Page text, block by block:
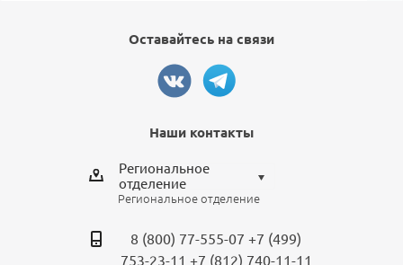
Оставайтесь на связи
Наши контакты
Региональное
отделение
Выберите отделение
Региональное отделение
Региональное отделение
8 (800) 77-555-07 +7 (499)
753-23-11 +7 (812) 740-11-11